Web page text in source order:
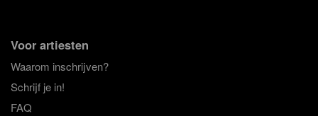
Voor artiesten
Waarom inschrijven?
Schrijf je in!
FAQ